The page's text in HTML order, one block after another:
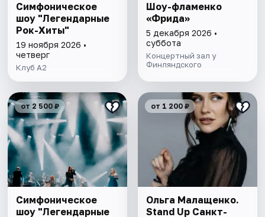
Симфоническое
шоу "Легендарные
Рок-Хиты"
19 ноября 2026 •
четверг
Клуб A2
Шоу-фламенко
«Фрида»
5 декабря 2026 •
суббота
Концертный зал у
Финляндского
от 2 500 ₽
Симфоническое
шоу "Легендарные
от 1 200 ₽
Ольга Малащенко.
Stand Up Санкт-